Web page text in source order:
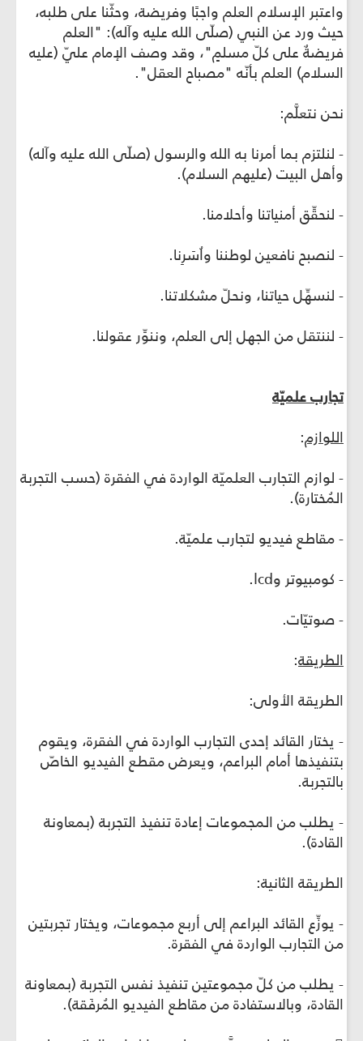
واعتبر الإسلام العلم واجبًا وفريضة، وحثّنا على طلبه،
حيث ورد عن النبي (صلّى الله عليه وآله): "العلم
فريضةٌ على كلّ مسلمٍ"، وقد وصف الإمام عليّ (عليه
السلام) العلم بأنّه "مصباح العقل".
نحن نتعلَّم:
- لنلتزم بما أمرنا به الله والرسول (صلّى الله عليه وآله)
وأهل البيت (عليهم السلام).
- لنحقِّق أمنياتنا وأحلامنا.
- لنصبح نافعين لوطننا واُسَرِنا.
- لنسهِّل حياتنا، ونحلّ مشكلاتنا.
- لننتقل من الجهل إلى العلم، وننوِّر عقولنا.
تجارب علميّة
اللوازم:
- لوازم التجارب العلميّة الواردة في الفقرة (حسب التجربة
المُختارة).
- مقاطع فيديو لتجارب علميّة.
- كومبيوتر وlcd.
- صوتيّات.
الطريقة:
الطريقة الأولى:
- يختار القائد إحدى التجارب الواردة في الفقرة، ويقوم
بتنفيذها أمام البراعم، ويعرض مقطع الفيديو الخاصّ
بالتجربة.
- يطلب من المجموعات إعادة تنفيذ التجربة (بمعاونة
القادة).
الطريقة الثانية:
- يوزِّع القائد البراعم إلى أربع مجموعات، ويختار تجربتين
من التجارب الواردة في الفقرة.
- يطلب من كلّ مجموعتين تنفيذ نفس التجربة (بمعاونة
القادة، وبالاستفادة من مقاطع الفيديو المُرفَقة).